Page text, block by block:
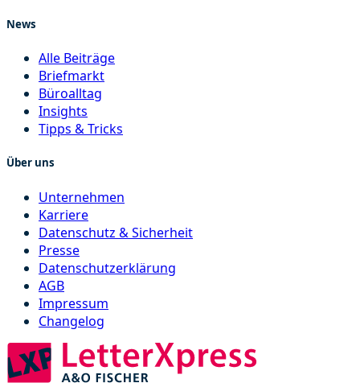
News
Alle Beiträge
Briefmarkt
Büroalltag
Insights
Tipps & Tricks
Über uns
Unternehmen
Karriere
Datenschutz & Sicherheit
Presse
Datenschutzerklärung
AGB
Impressum
Changelog